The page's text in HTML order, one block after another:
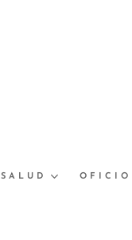
SALUD OFICIO